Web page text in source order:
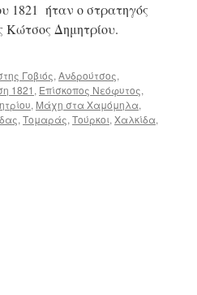
1821 ήταν ο στρατηγός
Κώτσος Δημητρίου.
Γοβιός, Ανδρούτσος,
1821 , Επίσκοπος Νεόφυτος,
, Μάχη στα Χαμόμηλα,
, Τομαράς, Τούρκοι, Χαλκίδα,